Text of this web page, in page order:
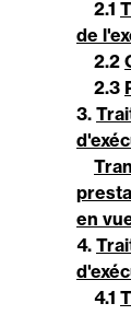
2.1
de
2.2
2.3
3.
en
4.
4.1